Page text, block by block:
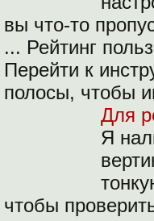
вы что-то
... Рейтинг
Перейти к
полосы, чтобы
Для
Я
чтобы